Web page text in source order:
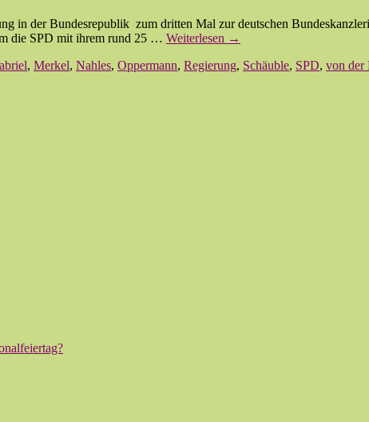
in der Bundesrepublik zum dritten Mal zur deutschen
die SPD mit ihrem rund 25 … Weiterlesen →
, Merkel, Nahles, Oppermann, Regierung, Schäuble, SPD, von der